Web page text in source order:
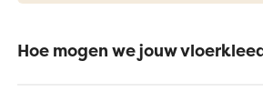
Hoe mogen we jouw